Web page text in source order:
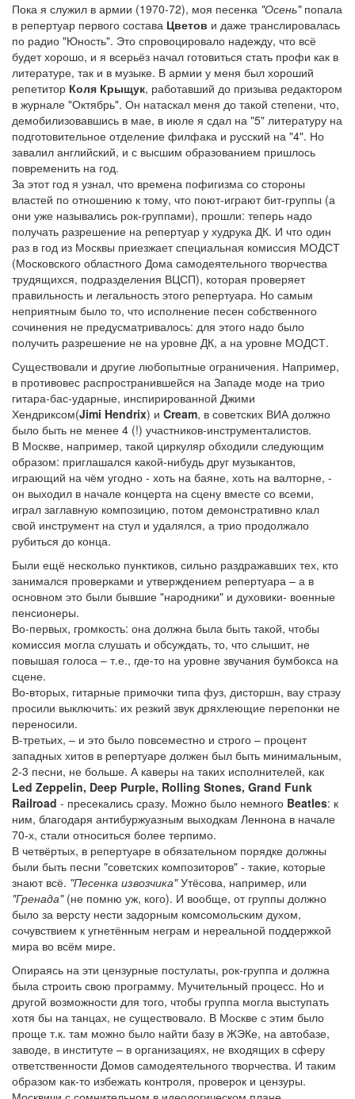
Пока я служил в армии (1970-72), моя песенка "Осень"попала
в репертуар первого состава Цветов и даже транслировалась
по радио "Юность". Это спровоцировало надежду, что всё
будет хорошо, и я всерьёз начал готовиться стать профи как в
литературе, так и в музыке. В армии у меня был хороший
репетитор Коля Крыщук, работавший до призыва редактором
в журнале "Октябрь". Он натаскал меня до такой степени, что,
демобилизовавшись в мае, в июле я сдал на "5" литературу на
подготовительное отделение филфака и русский на "4". Но
завалил английский, и с высшим образованием пришлось
повременить на год.
За этот год я узнал, что времена пофигизма со стороны
властей по отношению к тому, что поют-играют бит-группы (а
они уже назывались рок-группами), прошли: теперь надо
получать разрешение на репертуар у худрука ДК. И что один
раз в год из Москвы приезжает специальная комиссия МОДСТ
(Московского областного Дома самодеятельного творчества
трудящихся, подразделения ВЦСП), которая проверяет
правильность и легальность этого репертуара. Но самым
неприятным было то, что исполнение песен собственного
сочинения не предусматривалось: для этого надо было
получить разрешение не на уровне ДК, а на уровне МОДСТ.
Существовали и другие любопытные ограничения. Например,
в противовес распространившейся на Западе моде на трио
гитара-бас-ударные, инспирированной Джими
Хендриксом(Jimi Hendrix) и Cream, в советских ВИА должно
было быть не менее 4 (!) участников-инструменталистов.
В Москве, например, такой циркуляр обходили следующим
образом: приглашался какой-нибудь друг музыкантов,
играющий на чём угодно - хоть на баяне, хоть на валторне, -
он выходил в начале концерта на сцену вместе со всеми,
играл заглавную композицию, потом демонстративно клал
свой инструмент на стул и удалялся, а трио продолжало
рубиться до конца.
Были ещё несколько пунктиков, сильно раздражавших тех, кто
занимался проверками и утверждением репертуара – а в
основном это были бывшие "народники" и духовики- военные
пенсионеры.
Во-первых, громкость: она должна была быть такой, чтобы
комиссия могла слушать и обсуждать, то, что слышит, не
повышая голоса – т.е., где-то на уровне звучания бумбокса на
сцене.
Во-вторых, гитарные примочки типа фуз, дисторшн, вау стразу
просили выключить: их резкий звук дряхлеющие перепонки не
переносили.
В-третьих, – и это было повсеместно и строго – процент
западных хитов в репертуаре должен был быть минимальным,
2-3 песни, не больше. А каверы на таких исполнителей, как
Led Zeppelin, Deep Purple, Rolling Stones, Grand Funk
Railroad - пресекались сразу. Можно было немного Beatles: к
ним, благодаря антибуржуазным выходкам Леннона в начале
70-х, стали относиться более терпимо.
В четвёртых, в репертуаре в обязательном порядке должны
были быть песни "советских композиторов" - такие, которые
знают всё. "Песенка извозчика"Утёсова, например, или
"Гренада"(не помню уж, кого). И вообще, от группы должно
было за версту нести задорным комсомольским духом,
сочувствием к угнетённым неграм и нереальной поддержкой
мира во всём мире.
Опираясь на эти цензурные постулаты, рок-группа и должна
была строить свою программу. Мучительный процесс. Но и
другой возможности для того, чтобы группа могла выступать
хотя бы на танцах, не существовало. В Москве с этим было
проще т.к. там можно было найти базу в ЖЭКе, на автобазе,
заводе, в институте – в организациях, не входящих в сферу
ответственности Домов самодеятельного творчества. И таким
образом как-то избежать контроля, проверок и цензуры.